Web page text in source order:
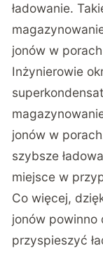
ładowanie.
jonów w porach
Inżynierowie
jonów w
szybsze
miejsce w
Co więcej,
jonów powinno
przyspieszyć